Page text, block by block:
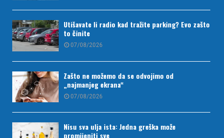
Utišavate li radio kad tražite parking? Evo zašto
to činite
07/08/2026
Zašto ne možemo da se odvojimo od
„najmanjeg ekrana“
07/08/2026
Nisu sva ulja ista: Jedna greška može
promijeniti sve